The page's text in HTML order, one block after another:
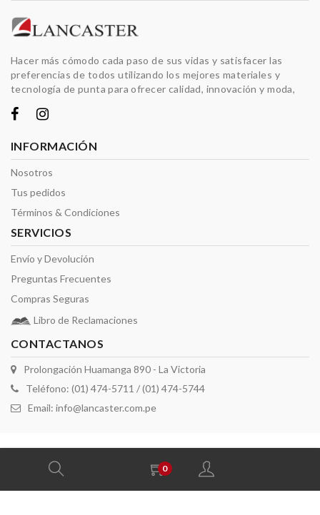
0
Hacer más cómodo cada paso de sus vidas y satisfacer las
preferencias de todos utilizando los mejores materiales y
tecnología de punta para ofrecer calidad, innovación y moda,
INFORMACIÓN
Nosotros
Tus pedidos
Términos & Condiciones
SERVICIOS
Envío y Devolución
Preguntas Frecuentes
Compras Seguras
Libro de Reclamaciones
CONTACTANOS
Prolongación Huamanga 890 - La Victoria
Teléfono: (01) 474-5711 / (01) 474-5744
Email: info@lancaster.com.pe